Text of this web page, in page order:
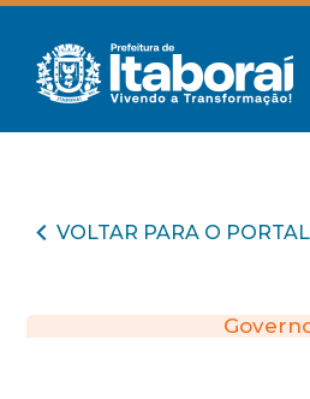
VOLTAR PARA O